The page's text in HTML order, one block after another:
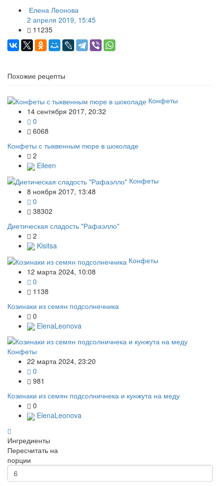
Елена Леонова
2 апреля 2019, 15:45
11235
Похожие рецепты
Конфеты
14 сентября 2017, 20:32
0
6068
Конфеты с тыквенным пюре в шоколаде
2
Eileen
Конфеты
8 ноября 2017, 13:48
0
38302
Диетическая сладость "Рафаэлло"
2
Kisitsa
Конфеты
12 марта 2024, 10:08
0
1138
Козинаки из семян подсолнечника
0
ElenaLeonova
Конфеты
22 марта 2024, 23:20
0
981
Козинаки из семян подсолничнека и кунжута на меду
0
ElenaLeonova
Ингредиенты
Пересчитать на
порции